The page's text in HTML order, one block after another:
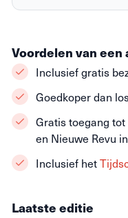
Laatste editie
Voordelen van
Inclusief gratis
Goedkoper dan
Gratis toegang
en Nieuwe Revu
Inclusief het